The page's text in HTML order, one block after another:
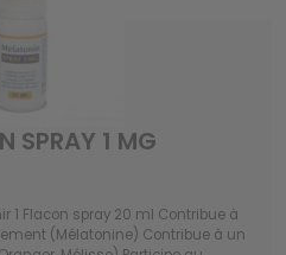
SPRAY 1 MG
1 Flacon spray 20 ml Contribue à
(Mélatonine) Contribue à un